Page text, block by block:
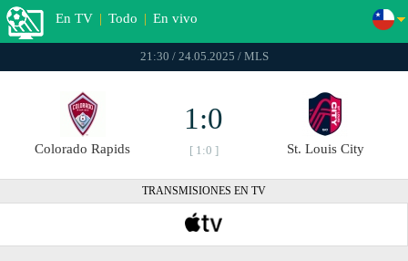
En TV | Todo | En vivo
21:30 / 24.05.2025 / MLS
Colorado Rapids
1:0
[ 1:0 ] St. Louis City
TRANSMISIONES EN TV